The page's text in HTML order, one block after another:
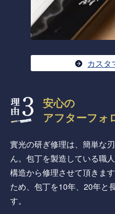
カスタ
安心の
アフターフォ
實光の研ぎ修理は、簡単な
ん。包丁を製造している職
構造から修理させて頂きま
ため、包丁を10年、20年と
す。